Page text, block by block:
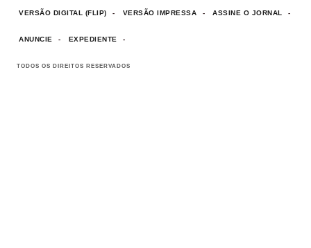
VERSÃO DIGITAL (FLIP) VERSÃO IMPRESSA ASSINE O JORNAL
ANUNCIE EXPEDIENTE
TODOS OS DIREITOS RESERVADOS